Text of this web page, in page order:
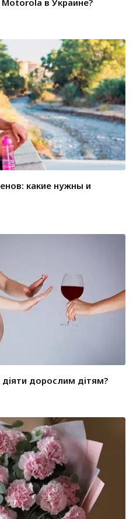
в Украине?
какие нужны и
діяти дорослим дітям?